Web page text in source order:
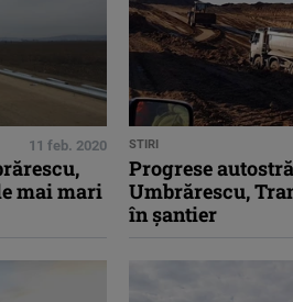
11 feb. 2020
mai mari
STIRI
Progrese
Umbrărescu,
în şantier